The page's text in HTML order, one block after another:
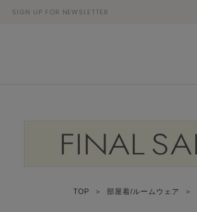
SIGN UP FOR NEWSLETTER
TOP ＞ 部屋着/ルームウェア ＞